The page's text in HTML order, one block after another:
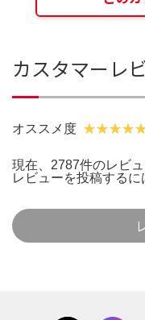
カスタマーレ
オススメ度
現在、2787件のレビ
レビューを投稿するに